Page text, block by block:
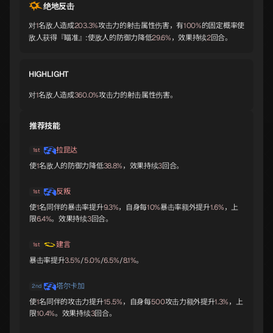
大国主
吹号者
绝地反击
对1名敌人造成203.3%攻击力的射击属性伤害，有100%的固定概率使
敌人获得『瞄准』:使敌人的防御力降低29.6%，效果持续2回合。
HIGHLIGHT
对1名敌人造成360.0%攻击力的射击属性伤害。
推荐技能
1st
拉昆达
使1名敌人的防御力降低38.8%，效果持续3回合。
1st
反叛
使1名同伴的暴击率提升9.3%，自身每10%暴击率额外提升1.6%，上
限6.4%。效果持续3回合。
1st
建言
暴击率提升3.5%/5.0%/6.5%/8.1%。
2nd
塔尔卡加
使1名同伴的攻击力提升15.5%，自身每500攻击力额外提升1.3%，上
限10.4%。效果持续3回合。